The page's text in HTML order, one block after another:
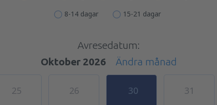
8-14 dagar 15-21 dagar
Avresedatum:
Oktober 2026
Ändra månad
25 26 30 31